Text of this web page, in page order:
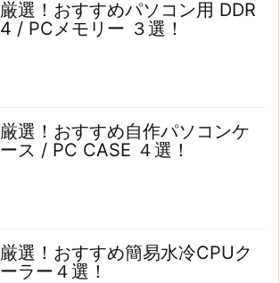
厳選！おすすめパソコン用 DDR
4 / PCメモリー ３選！
厳選！おすすめ自作パソコンケ
ース / PC CASE ４選！
厳選！おすすめ簡易水冷CPUク
ーラー４選！